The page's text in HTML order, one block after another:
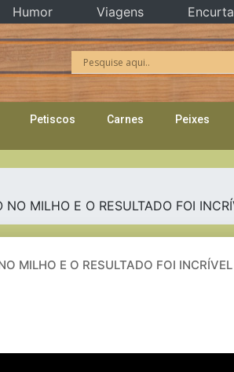
Petiscos Carnes Peixes
NO MILHO E O RESULTADO FOI
MILHO E O RESULTADO FOI
Humor Viagens